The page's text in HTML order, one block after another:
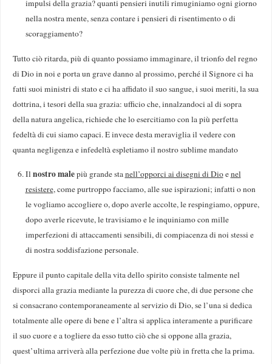
impulsi della grazia? quanti pensieri inutili rimuginiamo ogni giorno
nella nostra mente, senza contare i pensieri di risentimento o di
scoraggiamento?
Tutto ciò ritarda, più di quanto possiamo immaginare, il trionfo del regno
di Dio in noi e porta un grave danno al prossimo, perché il Signore ci ha
fatti suoi ministri di stato e ci ha affidato il suo sangue, i suoi meriti, la sua
dottrina, i tesori della sua grazia: ufficio che, innalzandoci al di sopra
della natura angelica, richiede che lo esercitiamo con la più perfetta
fedeltà di cui siamo capaci. E invece desta meraviglia il vedere con
quanta negligenza e infedeltà espletiamo il nostro sublime mandato
Ilnostro malepiù grande stanell’opporci ai disegni di Dioenel
resistere, come purtroppo facciamo, alle sue ispirazioni; infatti o non
le vogliamo accogliere o, dopo averle accolte, le respingiamo, oppure,
dopo averle ricevute, le travisiamo e le inquiniamo con mille
imperfezioni di attaccamenti sensibili, di compiacenza di noi stessi e
di nostra soddisfazione personale.
Eppure il punto capitale della vita dello spirito consiste talmente nel
disporci alla grazia mediante la purezza di cuore che, di due persone che
si consacrano contemporaneamente al servizio di Dio, se l’una si dedica
totalmente alle opere di bene e l’altra si applica interamente a purificare
il suo cuore e a togliere da esso tutto ciò che si oppone alla grazia,
quest’ultima arriverà alla perfezione due volte più in fretta che la prima.